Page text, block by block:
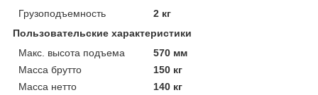
Грузоподъемность
2 кг
Пользовательские характеристики
Макс. высота подъема
570 мм
Масса брутто
150 кг
Масса нетто
140 кг